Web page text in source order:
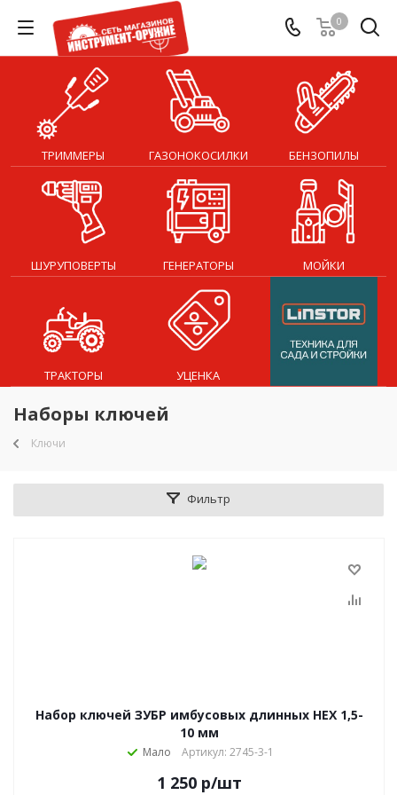
0
ТРИММЕРЫ ГАЗОНОКОСИЛКИ БЕНЗОПИЛЫ
ШУРУПОВЕРТЫ ГЕНЕРАТОРЫ МОЙКИ
ТРАКТОРЫ УЦЕНКА
Наборы ключей
Ключи
Фильтр
Набор ключей ЗУБР имбусовых длинных HEX 1,5-
10 мм
Мало Артикул: 2745-3-1
1 250 р/шт